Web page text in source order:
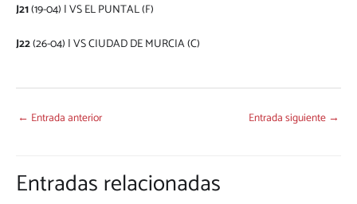
J21(19-04) | VS EL PUNTAL (F)
J22(26-04) | VS CIUDAD DE MURCIA (C)
← Entrada anterior Entrada siguiente →
Entradas relacionadas